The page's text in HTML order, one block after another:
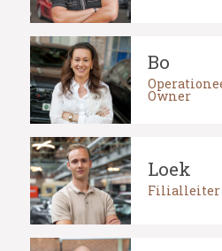
Bo
Owner
Loek
Filialleiter